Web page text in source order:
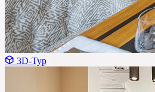
3D-Тур